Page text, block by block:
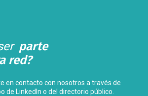
parte
red?
en contacto con nosotros a través de
de LinkedIn o del directorio público.